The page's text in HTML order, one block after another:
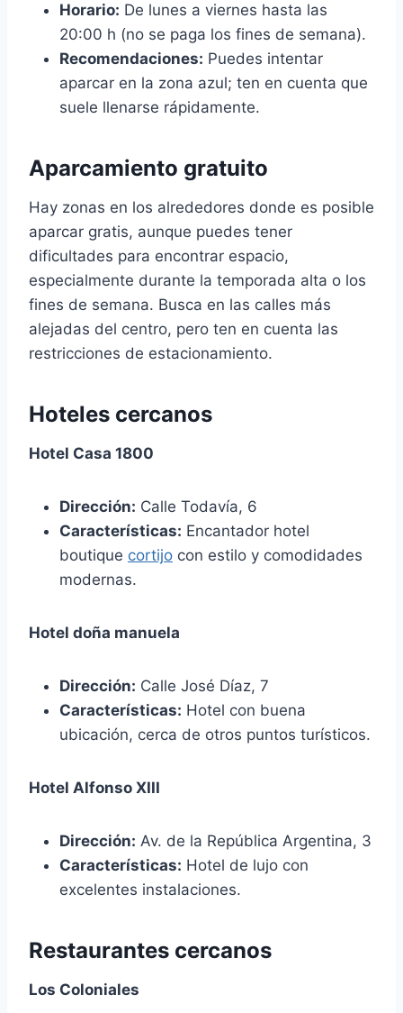
Horario: De lunes a viernes hasta las
20:00 h (no se paga los fines de semana).
Recomendaciones: Puedes intentar
aparcar en la zona azul; ten en cuenta que
suele llenarse rápidamente.
Aparcamiento gratuito
Hay zonas en los alrededores donde es posible
aparcar gratis, aunque puedes tener
dificultades para encontrar espacio,
especialmente durante la temporada alta o los
fines de semana. Busca en las calles más
alejadas del centro, pero ten en cuenta las
restricciones de estacionamiento.
Hoteles cercanos
Hotel Casa 1800
Dirección: Calle Todavía, 6
Características: Encantador hotel
boutique cortijo con estilo y comodidades
modernas.
Hotel doña manuela
Dirección: Calle José Díaz, 7
Características: Hotel con buena
ubicación, cerca de otros puntos turísticos.
Hotel Alfonso XIII
Dirección: Av. de la República Argentina, 3
Características: Hotel de lujo con
excelentes instalaciones.
Restaurantes cercanos
Los Coloniales